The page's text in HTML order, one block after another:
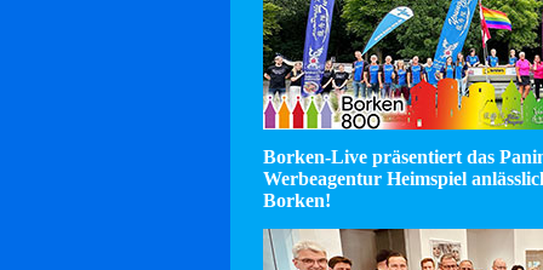
Borken-Live präsentiert das
Werbeagentur Heimspiel
Borken!